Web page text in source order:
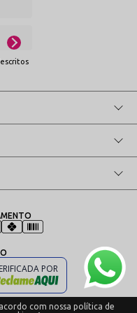
POR
com nossa política de